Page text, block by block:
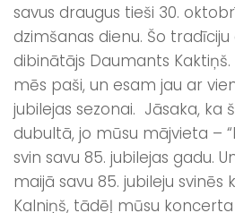
savus draugus tieši 30.
dzimšanas dienu. Šo
dibinātājs Daumants
mēs paši, un esam jau ar
jubilejas sezonai. Jāsaka, ka
dubultā, jo mūsu mājvieta –
svin savu 85. jubilejas gadu.
maijā savu 85. jubileju
Kalniņš, tādēļ mūsu